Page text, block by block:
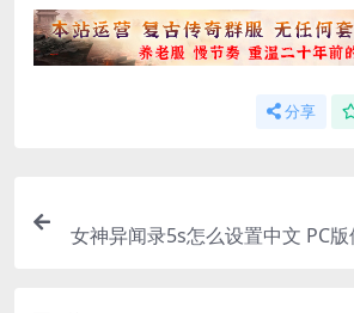
分享
女神异闻录5s怎么设置中文 PC